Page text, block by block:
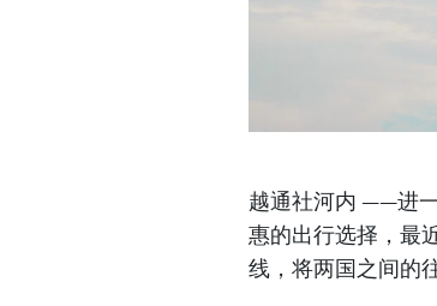
越通社河内 ——进
惠的出行选择，最
线，将两国之间的